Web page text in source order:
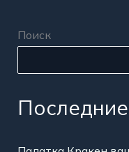
Поиск